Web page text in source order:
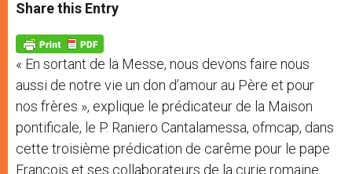
t
s
p
p
s
e
g
e
r
e
b
o
k
Share this Entry
« En sortant de la Messe, nous devons faire nous
aussi de notre vie un don d’amour au Père et pour
nos frères », explique le prédicateur de la Maison
pontificale, le P. Raniero Cantalamessa, ofmcap, dans
cette troisième prédication de carême pour le pape
François et ses collaborateurs de la curie romaine.